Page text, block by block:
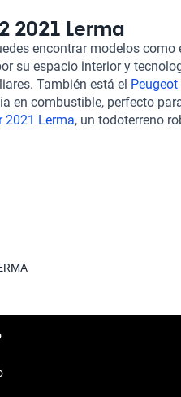
libre. No menos importante
y Android Auto, que
vehículos, como el JAC SEI2
asegurando que cada
Ofrecemos opciones de
de una experiencia 100% en
y la opción de contratar una
2021 Lerma
encontrar modelos como
su espacio interior y
También está el
en combustible, perfecto
2021 Lerma, un todoterreno
y la exploración al aire